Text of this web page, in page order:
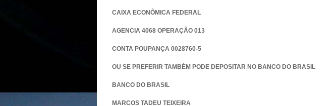
CAIXA ECONÔMICA FEDERAL
AGENCIA 4068 OPERAÇÃO 013
CONTA POUPANÇA 0028760-5
OU SE PREFERIR TAMBÉM PODE DEPOSITAR NO BANCO DO BRASIL
BANCO DO BRASIL
MARCOS TADEU TEIXEIRA